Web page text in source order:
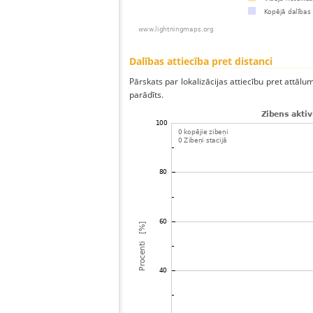
Dalības attiecība pret distanci
Pārskats par lokalizācijas attiecību pret
parādīts.